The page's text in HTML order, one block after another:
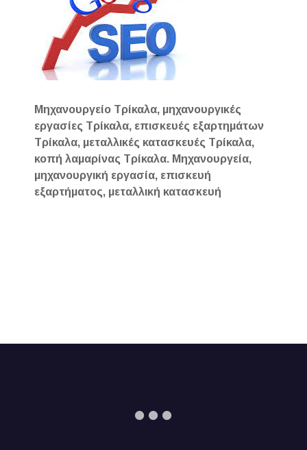
Μηχανουργείο Τρίκαλα, μηχανουργικές
εργασίες Τρίκαλα, επισκευές εξαρτημάτων
Τρίκαλα, μεταλλικές κατασκευές Τρίκαλα,
κοπή λαμαρίνας Τρίκαλα. Μηχανουργεία,
μηχανουργική εργασία, επισκευή
εξαρτήματος, μεταλλική κατασκευή